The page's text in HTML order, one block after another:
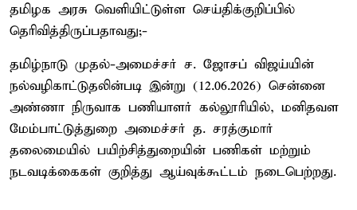
தமிழக அரசு வெளியிட்டுள்ள செய்திக்குறிப்பில்
தெரிவித்திருப்பதாவது;-
தமிழ்நாடு முதல்-அமைச்சர் ச. ஜோசப் விஜய்யின்
நல்வழிகாட்டுதலின்படி இன்று (12.06.2026) சென்னை
அண்ணா நிருவாக பணியாளர் கல்லூரியில், மனிதவள
மேம்பாட்டுத்துறை அமைச்சர் த. சரத்குமார்
தலைமையில் பயிற்சித்துறையின் பணிகள் மற்றும்
நடவடிக்கைகள் குறித்து ஆய்வுக்கூட்டம் நடைபெற்றது.